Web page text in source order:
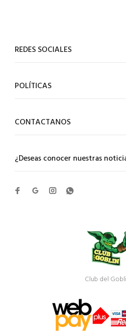
¿Deseas conocer nuestras
REDES SOCIALES
POLÍTICAS
CONTACTANOS
Club del